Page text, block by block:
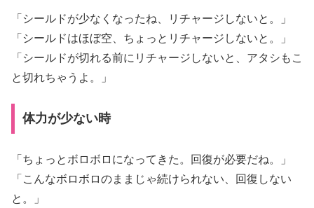
「シールドが少なくなったね、リチャージしないと。」
「シールドはほぼ空、ちょっとリチャージしないと。」
「シールドが切れる前にリチャージしないと、アタシもこ
と切れちゃうよ。」
体力が少ない時
「ちょっとボロボロになってきた。回復が必要だね。」
「こんなボロボロのままじゃ続けられない、回復しない
と。」